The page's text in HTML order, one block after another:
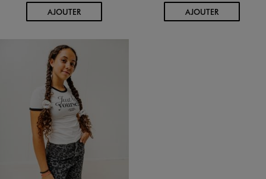
AJOUTERAU PANIER AJOUTERAU PANIER